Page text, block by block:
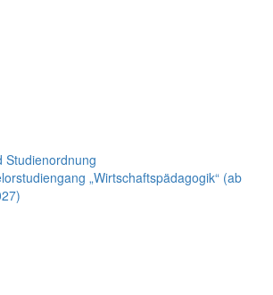
Studienordnung
„Wirtschaftspädagogik“ (ab